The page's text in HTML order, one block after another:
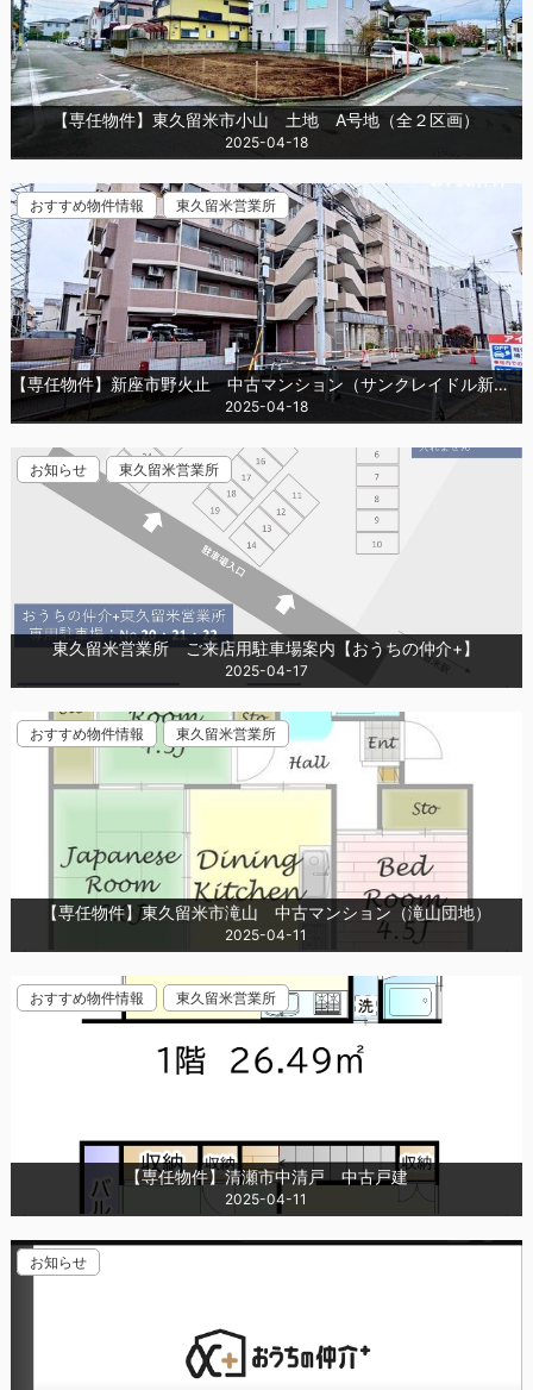
【専任物件】東久留米市小山 土地 A号地（全２区画）
2025-04-18
おすすめ物件情報 東久留米営業所
【専任物件】新座市野火止 中古マンション（サンクレイドル新座）
2025-04-18
お知らせ 東久留米営業所
東久留米営業所 ご来店用駐車場案内【おうちの仲介+】
2025-04-17
おすすめ物件情報 東久留米営業所
【専任物件】東久留米市滝山 中古マンション（滝山団地）
2025-04-11
おすすめ物件情報 東久留米営業所
【専任物件】清瀬市中清戸 中古戸建
2025-04-11
お知らせ